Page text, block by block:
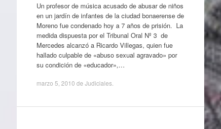
Un profesor de música acusado de abusar de niños
en un jardín de infantes de la ciudad bonaerense de
Moreno fue condenado hoy a 7 años de prisión. La
medida dispuesta por el Tribunal Oral Nº 3 de
Mercedes alcanzó a Ricardo Villegas, quien fue
hallado culpable de «abuso sexual agravado» por
su condición de «educador»,…
marzo 5, 2010 de Judiciales.